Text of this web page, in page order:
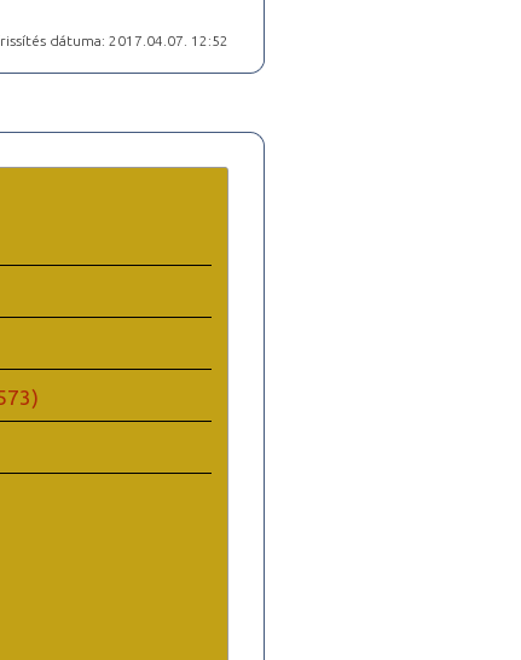
dátuma: 2017.04.07. 12:52